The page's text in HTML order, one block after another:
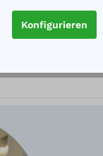
Konfigurieren